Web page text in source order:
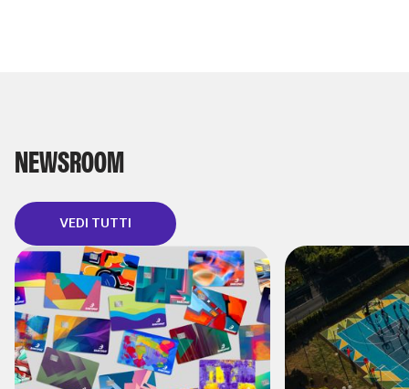
NEWSROOM
VEDI TUTTI